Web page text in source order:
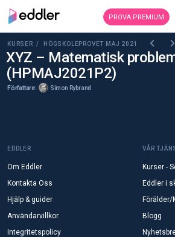
PROVA PREMIUM
KURSER / HÖGSKOLEPROVET MAJ 2021
XYZ – Matematisk
(HPMAJ2021P2)
Författare: Simon Rybrand
EDDLER
Om Eddler
Kontakta Oss
Hjälp & guider
Användarvillkor
Integritetspolicy
VÅR
Kurser -
Eddler i
Förälder/
Blogg